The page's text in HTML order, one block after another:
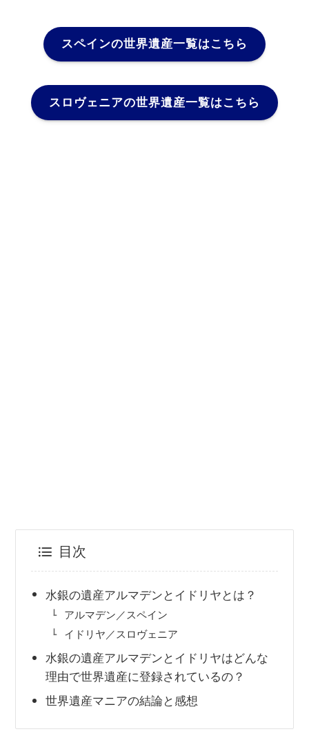
スペインの世界遺産一覧はこちら
スロヴェニアの世界遺産一覧はこちら
目次
水銀の遺産アルマデンとイドリヤとは？
アルマデン／スペイン
イドリヤ／スロヴェニア
水銀の遺産アルマデンとイドリヤはどんな
理由で世界遺産に登録されているの？
世界遺産マニアの結論と感想